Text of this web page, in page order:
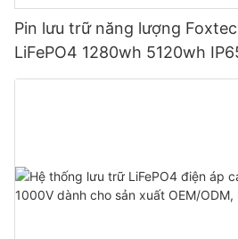
Pin lưu trữ năng lượng
LiFePO4 1280wh 5120wh
thống năng lượng mặt trời